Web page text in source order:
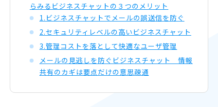
らみるビジネスチャットの３つのメリット
1.ビジネスチャットでメールの誤送信を防ぐ
2.セキュリティレベルの高いビジネスチャット
3.管理コストを落として快適なユーザ管理
メールの見逃しを防ぐビジネスチャット 情報
共有のカギは要点だけの意思疎通